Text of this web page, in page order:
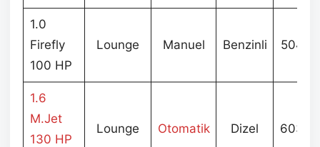
1.0
Firefly
100 HP
Lounge Manuel Benzinli
1.6
M.Jet
130 HP
Lounge Otomatik Dizel